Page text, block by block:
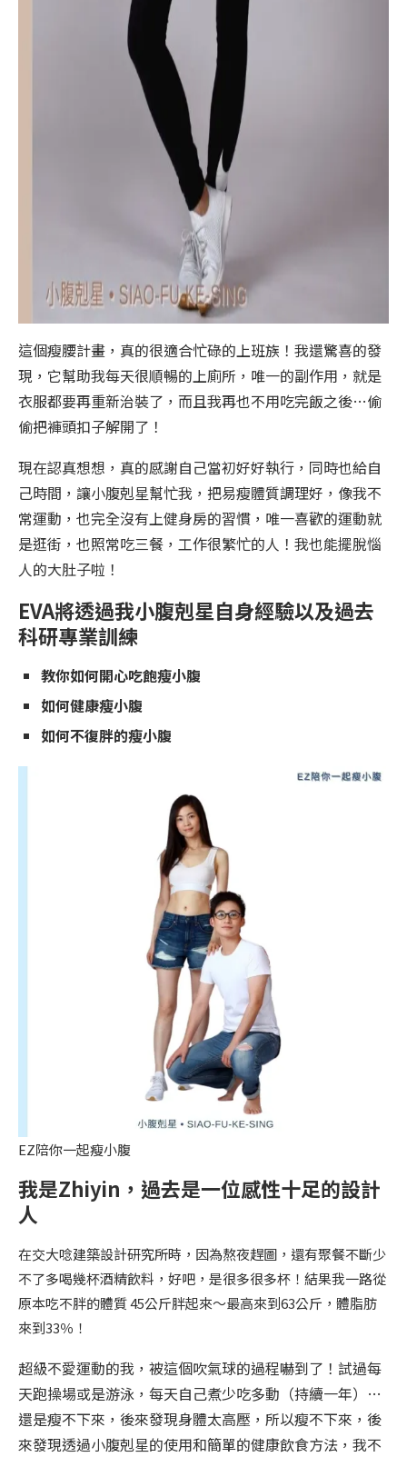
這個瘦腰計畫，真的很適合忙碌的上班族！我還驚喜的發
現，它幫助我每天很順暢的上廁所，唯一的副作用，就是
衣服都要再重新治裝了，而且我再也不用吃完飯之後…偷
偷把褲頭扣子解開了！
現在認真想想，真的感謝自己當初好好執行，同時也給自
己時間，讓小腹剋星幫忙我，把易瘦體質調理好，像我不
常運動，也完全沒有上健身房的習慣，唯一喜歡的運動就
是逛街，也照常吃三餐，工作很繁忙的人！我也能擺脫惱
人的大肚子啦！
EVA將透過我小腹剋星自身經驗以及過去
科研專業訓練
教你如何開心吃飽瘦小腹
如何健康瘦小腹
如何不復胖的瘦小腹
EZ陪你一起瘦小腹
我是Zhiyin，過去是一位感性十足的設計
人
在交大唸建築設計研究所時，因為熬夜趕圖，還有聚餐不斷少
不了多喝幾杯酒精飲料，好吧，是很多很多杯！結果我一路從
原本吃不胖的體質 45公斤胖起來～最高來到63公斤，體脂肪
來到33％！
超級不愛運動的我，被這個吹氣球的過程嚇到了！試過每
天跑操場或是游泳，每天自己煮少吃多動（持續一年）…
還是瘦不下來，後來發現身體太高壓，所以瘦不下來，後
來發現透過小腹剋星的使用和簡單的健康飲食方法，我不